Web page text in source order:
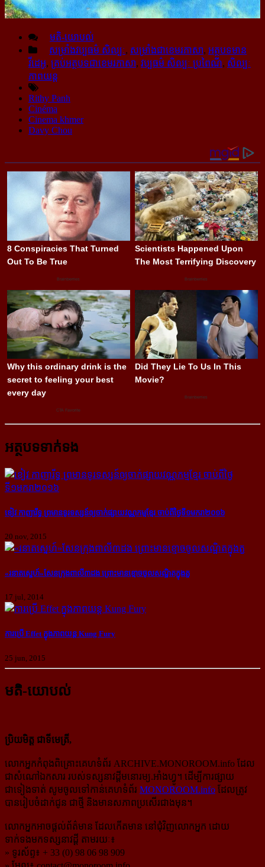
មតិ-យោបល់
សម្រាំងវប្ប​ធម៌​ សិល្បៈ, សម្រាំងជាខេមរភាសា, អត្ថបទមាន
វីដេអូ, គ្រប់អត្ថបទជាខេមរភាសា, វប្បធម៌ សិល្បៈ ប្រពៃណី, សិល្បៈ
ភាពយន្ដ
Rithy Panh
Cinéma
Cinema khmer
Davy Chou
អត្ថបទទាក់ទង
ខៀវ កាញារីទ្ធ ព្រមាន​ទូរទស្សន៍​ឲ្យ​ចាក់​ផ្សាយ​វណ្ណកម្ម​ខ្មែរ ចាប់​ពី​ថ្ងៃ​ទី១មករា​២០១៦
20 nov, 2015
«រនាតស្នេហ៍»​សែន​ក្រុង​ពាលី​៣​ដង ព្រោះ​មាន​ខ្មោច​ចូល​សណ្ឋិត​ក្នុង​តួ
17 jul, 2014
ការប្រើ Effet ក្នុងភាពយន្ដ Kung Fury
25 jun, 2015
មតិ-យោបល់
ប្រិយមិត្ត ជាទីមេត្រី,
លោកអ្នកកំពុងពិគ្រោះគេហទំព័រ ARCHIVE.MONOROOM.info ដែល
ជាសំណៅឯកសារ របស់ទស្សនាវដ្ដីមនោរម្យ.អាំងហ្វូ។ ដើម្បីការផ្សាយ
ជាទៀងទាត់ សូមចូលទៅកាន់​គេហទំព័រ MONOROOM.info ដែលត្រូវ
បានរៀបចំដាក់ជូន ជាថ្មី និងមានសភាពប្រសើរជាងមុន។
លោកអ្នកអាចផ្ដល់ព័ត៌មាន ដែលកើតមាន នៅជុំវិញលោកអ្នក ដោយ
ទាក់ទងមកទស្សនាវដ្ដី តាមរយៈ៖
» ទូរស័ព្ទ៖ + 33 (0) 98 06 98 909